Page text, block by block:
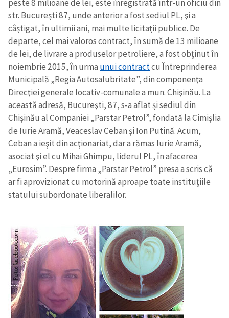
peste 8 milioane de lei, este înregistrată într-un oficiu din
str. Bucureşti 87, unde anterior a fost sediul PL, şi a
câştigat, în ultimii ani, mai multe licitaţii publice. De
departe, cel mai valoros contract, în sumă de 13 milioane
de lei, de livrare a produselor petroliere, a fost obţinut în
noiembrie 2015, în urma unui contractcu Întreprinderea
Municipală „Regia Autosalubritate”, din componenţa
Direcţiei generale locativ-comunale a mun. Chişinău. La
această adresă, Bucureşti, 87, s-a aflat şi sediul din
Chişinău al Companiei „Parstar Petrol”, fondată la Cimişlia
de Iurie Aramă, Veaceslav Ceban şi Ion Putină. Acum,
Ceban a ieşit din acţionariat, dar a rămas Iurie Aramă,
asociat şi el cu Mihai Ghimpu, liderul PL, în afacerea
„Eurosim”. Despre firma „Parstar Petrol” presa a scris că
ar fi aprovizionat cu motorină aproape toate instituţiile
statului subordonate liberalilor.
CONTACT SURSĂ
Sursă anonimă
Nume+ Numele meu
Email+ Emailul meu
Telefon
+ Telefon personal
Am citit și sunt de
acord cupolitica de
confidențialitate
TRIMITE ȘTIREA